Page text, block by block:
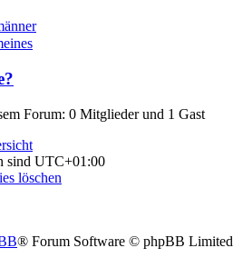
Forum: 0 Mitglieder und 1 Gast
sind UTC+01:00
löschen
® Forum Software © phpBB Limited